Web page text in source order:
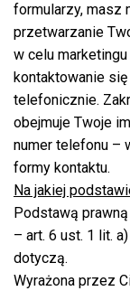
formularzy, masz
przetwarzanie
w celu
kontaktowanie
telefonicznie.
obejmuje Twoje
numer telefonu –
formy kontaktu.
Na jakiej
Podstawą
– art. 6 ust. 1 lit.
dotyczą.
Wyrażona przez